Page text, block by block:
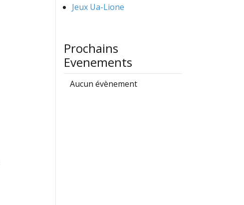
Jeux Ua-Lione
Prochains
Evenements
Aucun évènement